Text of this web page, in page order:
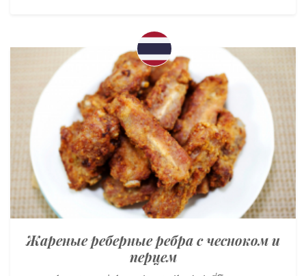
Жареные реберные ребра с чесноком и
перцем